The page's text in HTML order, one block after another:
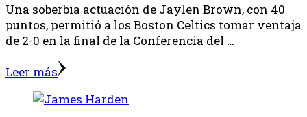
Una soberbia actuación de Jaylen Brown, con 40
puntos, permitió a los Boston Celtics tomar ventaja
de 2-0 en la final de la Conferencia del …
Leer más